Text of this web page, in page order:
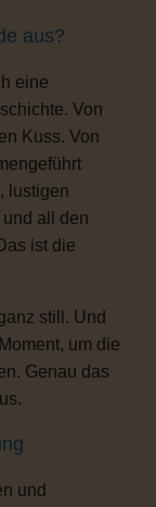
aus?
eine
Von
Kuss. Von
lustigen
all den
ist die
still. Und
um die
Genau das
und